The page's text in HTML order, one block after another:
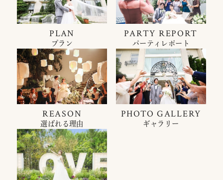
PLAN
プラン
PARTY REPORT
パーティレポート
REASON
選ばれる理由
PHOTO GALLERY
ギャラリー